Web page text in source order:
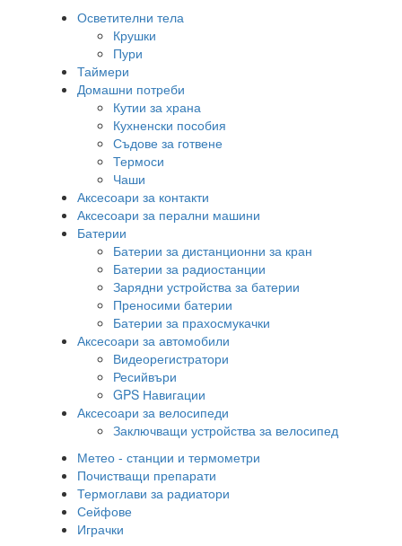
Осветителни тела
Крушки
Пури
Таймери
Домашни потреби
Кутии за храна
Кухненски пособия
Съдове за готвене
Термоси
Чаши
Аксесоари за контакти
Аксесоари за перални машини
Батерии
Батерии за дистанционни за кран
Батерии за радиостанции
Зарядни устройства за батерии
Преносими батерии
Батерии за прахосмукачки
Аксесоари за автомобили
Видеорегистратори
Ресийвъри
GPS Навигации
Аксесоари за велосипеди
Заключващи устройства за велосипед
Метео - станции и термометри
Почистващи препарати
Термоглави за радиатори
Сейфове
Играчки